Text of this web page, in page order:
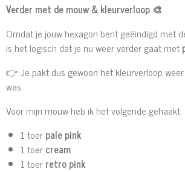
Verder met de mouw & kleurverloop 🎨
Omdat je jouw hexagon bent geëindigd met
is het logisch dat je nu weer verder gaat met
👉 Je pakt dus gewoon het kleurverloop
was.
Voor mijn mouw heb ik het volgende gehaakt:
1 toerpale pink
1 toercream
1 toerretro pink